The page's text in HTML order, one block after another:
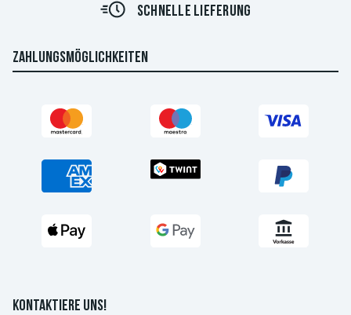
SCHNELLE LIEFERUNG
ZAHLUNGSMÖGLICHKEITEN
KONTAKTIERE UNS!